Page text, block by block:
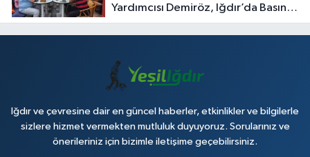
Yardımcısı Demiröz, Iğdır’da Basın
Mensuplarıyla Buluştu
Iğdır ve çevresine dair en güncel haberler, etkinlikler ve bilgilerle
sizlere hizmet vermekten mutluluk duyuyoruz. Sorularınız ve
önerileriniz için bizimle iletişime geçebilirsiniz.